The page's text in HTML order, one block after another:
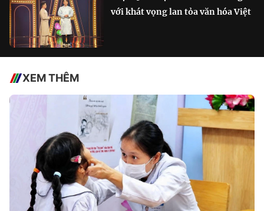
với khát vọng lan tỏa văn hóa Việt
XEM THÊM